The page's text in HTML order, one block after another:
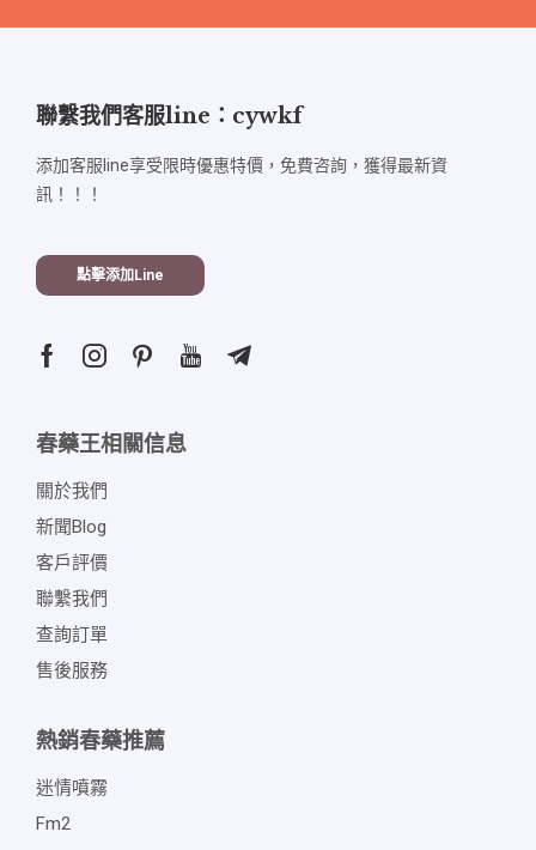
聯繫我們客服line：cywkf
添加客服line享受限時優惠特價，免費咨詢，獲得最新資
訊！！！
點擊添加line
春藥王相關信息
關於我們
新聞blog
客戶評價
聯繫我們
查詢訂單
售後服務
熱銷春藥推薦
迷情噴霧
Fm2